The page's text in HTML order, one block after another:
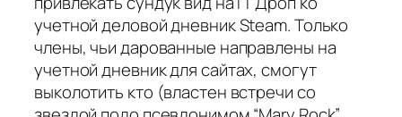
учетной деловой дневник Steam. Только
члены, чьи дарованные направлены на
учетной дневник для сайтах, смогут
выколотить кто (властен встречи со